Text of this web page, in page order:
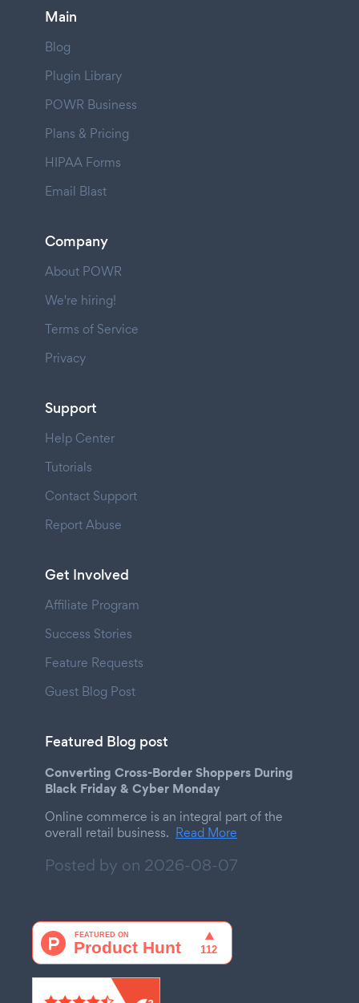
Main
Blog
Plugin Library
POWR Business
Plans & Pricing
HIPAA Forms
Email Blast
Company
About POWR
We're hiring!
Terms of Service
Privacy
Support
Help Center
Tutorials
Contact Support
Report Abuse
Get Involved
Affiliate Program
Success Stories
Feature Requests
Guest Blog Post
Featured Blog post
Converting Cross-Border Shoppers During
Black Friday & Cyber Monday
Online commerce is an integral part of the
overall retail business. Read More
Posted by on 2026-08-07